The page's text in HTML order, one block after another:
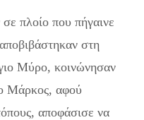
πλοίο που πήγαινε
στη
Μύρο, κοινώνησαν
Μάρκος, αφού
αποφάσισε να